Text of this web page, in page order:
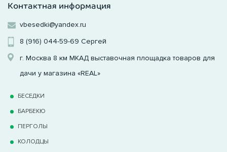
Контактная информация
vbesedki@yandex.ru
8 (916) 044-59-69 Сергей
г. Москва 8 км МКАД выставочная площадка товаров для
дачи у магазина «REAL»
БЕСЕДКИ
БАРБЕКЮ
ПЕРГОЛЫ
КОЛОДЦЫ